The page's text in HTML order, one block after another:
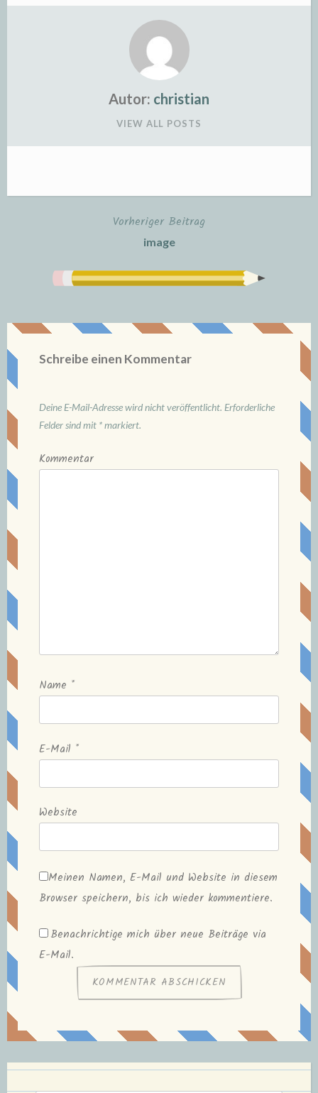
Autor: christian
VIEW ALL POSTS
Vorheriger Beitrag
image
Schreibe einen Kommentar
Deine E-Mail-Adresse wird nicht veröffentlicht. Erforderliche
Felder sind mit *markiert.
Kommentar
Name *
E-Mail *
Website
Meinen Namen, E-Mail und Website in diesem
Browser speichern, bis ich wieder kommentiere.
Benachrichtige mich über neue Beiträge via
E-Mail.